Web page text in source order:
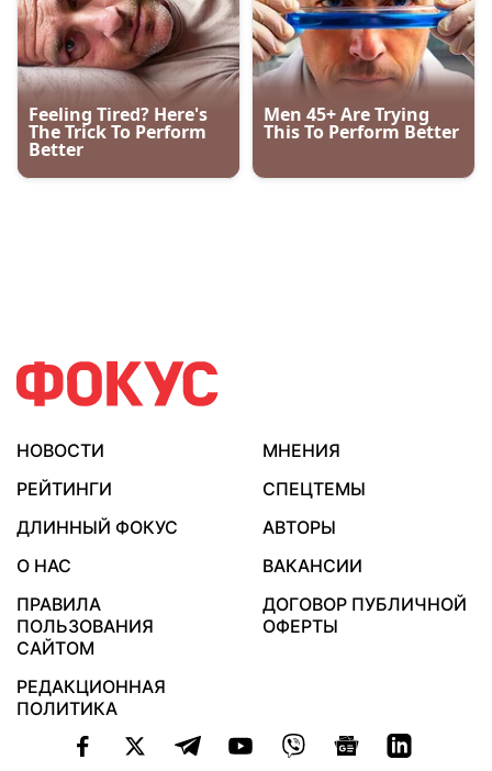
НОВОСТИ
МНЕНИЯ
РЕЙТИНГИ
СПЕЦТЕМЫ
ДЛИННЫЙ ФОКУС
АВТОРЫ
О НАС
ВАКАНСИИ
ПРАВИЛА
ПОЛЬЗОВАНИЯ
САЙТОМ
ДОГОВОР ПУБЛИЧНОЙ
ОФЕРТЫ
РЕДАКЦИОННАЯ
ПОЛИТИКА